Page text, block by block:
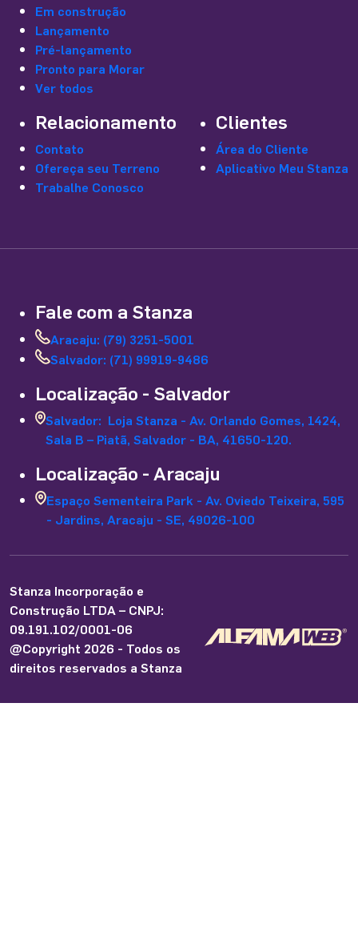
Em construção
Lançamento
Pré-lançamento
Pronto para Morar
Ver todos
Relacionamento
Contato
Ofereça seu Terreno
Trabalhe Conosco
Clientes
Área do Cliente
Aplicativo Meu Stanza
Fale com a Stanza
Aracaju: (79) 3251-5001
Salvador: (71) 99919-9486
Localização - Salvador
Salvador: Loja Stanza - Av. Orlando Gomes, 1424,
Sala B – Piatã, Salvador - BA, 41650-120.
Localização - Aracaju
Espaço Sementeira Park - Av. Oviedo Teixeira, 595
- Jardins, Aracaju - SE, 49026-100
Stanza Incorporação e
Construção LTDA – CNPJ:
09.191.102/0001-06
@Copyright 2026 - Todos os
direitos reservados a Stanza